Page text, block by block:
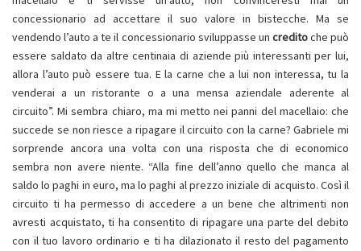
concessionario ad accettare il suo valore in bistecche. Ma se
vendendo l’auto a te il concessionario sviluppasse un creditoche può
essere saldato da altre centinaia di aziende più interessanti per lui,
allora l’auto può essere tua. E la carne che a lui non interessa, tu la
venderai a un ristorante o a una mensa aziendale aderente al
circuito”. Mi sembra chiaro, ma mi metto nei panni del macellaio: che
succede se non riesce a ripagare il circuito con la carne? Gabriele mi
sorprende ancora una volta con una risposta che di economico
sembra non avere niente. “Alla fine dell’anno quello che manca al
saldo lo paghi in euro, ma lo paghi al prezzo iniziale di acquisto. Così il
circuito ti ha permesso di accedere a un bene che altrimenti non
avresti acquistato, ti ha consentito di ripagare una parte del debito
con il tuo lavoro ordinario e ti ha dilazionato il resto del pagamento